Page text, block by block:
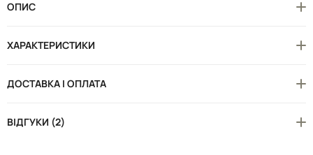
ОПИС
ХАРАКТЕРИСТИКИ
ДОСТАВКА І ОПЛАТА
ВІДГУКИ (2)